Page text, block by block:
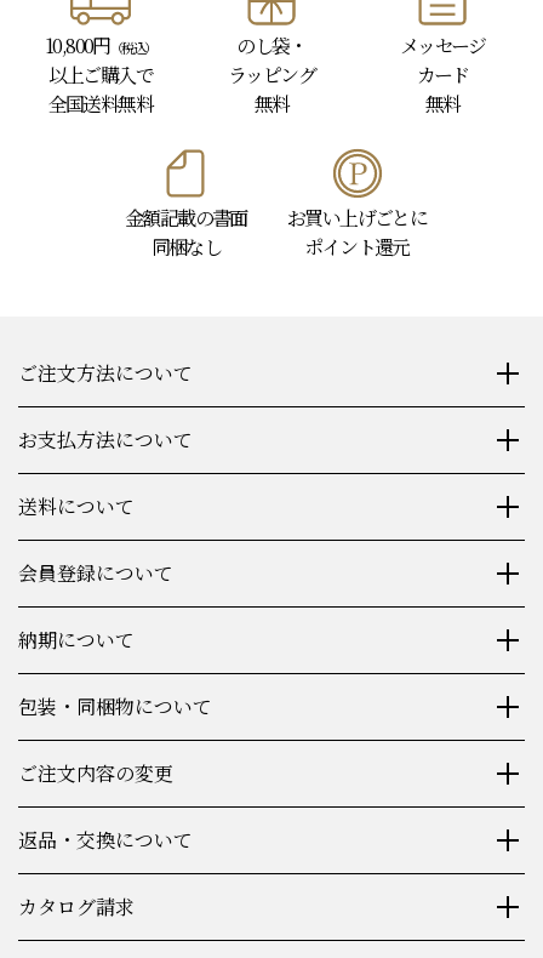
10,800円 （税込）
以上ご購入で
全国送料無料
のし袋・
ラッピング
無料
メッセージ
カード
無料
金額記載の書面
同梱なし
お買い上げごとに
ポイント還元
ご注文方法について
お支払方法について
送料について
会員登録について
納期について
包装・同梱物について
ご注文内容の変更
返品・交換について
カタログ請求